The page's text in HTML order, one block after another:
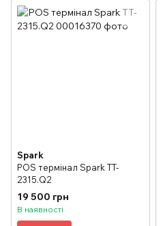
Spark
POS термінал Spark TT-
2315.Q2
19 500 грн
В наявності